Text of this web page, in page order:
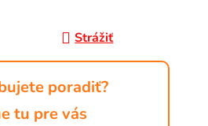
Strážiť
poradiť?
tu pre vás